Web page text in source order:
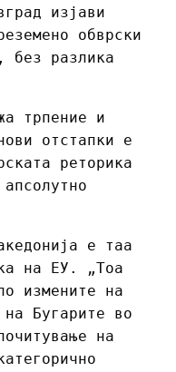
изјави
обврски
без разлика
трпение и
отстапки е
реторика
е таа
на ЕУ. „Тоа
измените на
Бугарите во
на